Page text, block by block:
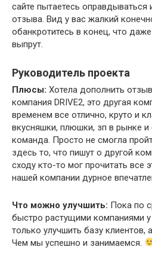
сайте пытаетесь оправдываться
отзыва. Вид у вас жалкий
обанкротитесь в конец, что
выпрут.
Руководитель проекта
Плюсы: Хотела дополнить
компания DRIVE2, это другая
временем все отлично, круто и
вкусняшки, плюшки, зп в рынке и
команда. Просто не смогла
здесь то, что пишут о другой
сходу кто-то мог прочитать все
нашей компании дурное
Что можно улучшить: Пока по
быстро растущими компаниями
только улучшить базу клиентов,
Чем мы успешно и занимаемся.